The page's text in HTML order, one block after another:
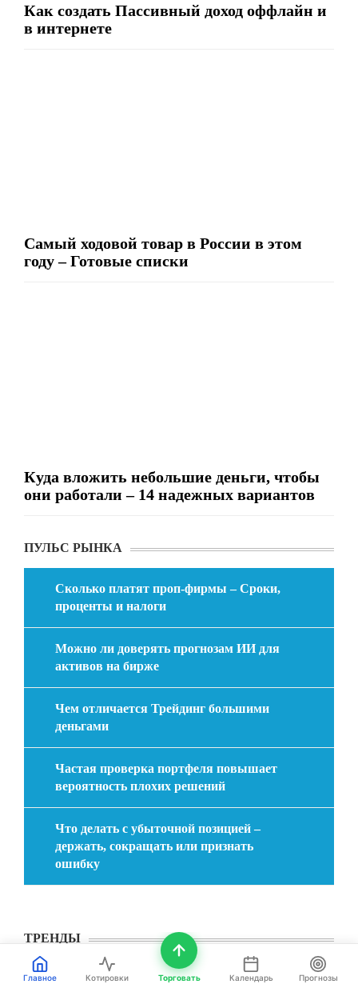
Как создать Пассивный доход оффлайн и
в интернете
Самый ходовой товар в России в этом
году – Готовые списки
Куда вложить небольшие деньги, чтобы
они работали – 14 надежных вариантов
ПУЛЬС РЫНКА
Сколько платят проп-фирмы – Сроки,
проценты и налоги
Можно ли доверять прогнозам ИИ для
активов на бирже
Чем отличается Трейдинг большими
деньгами
Частая проверка портфеля повышает
вероятность плохих решений
Что делать с убыточной позицией –
держать, сокращать или признать
ошибку
ТРЕНДЫ
Главное Котировки Торговать Календарь Прогнозы